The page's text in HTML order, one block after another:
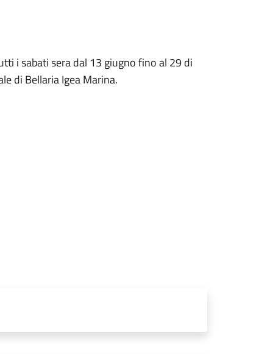
i sabati sera dal 13 giugno fino al 29 di
di Bellaria Igea Marina.